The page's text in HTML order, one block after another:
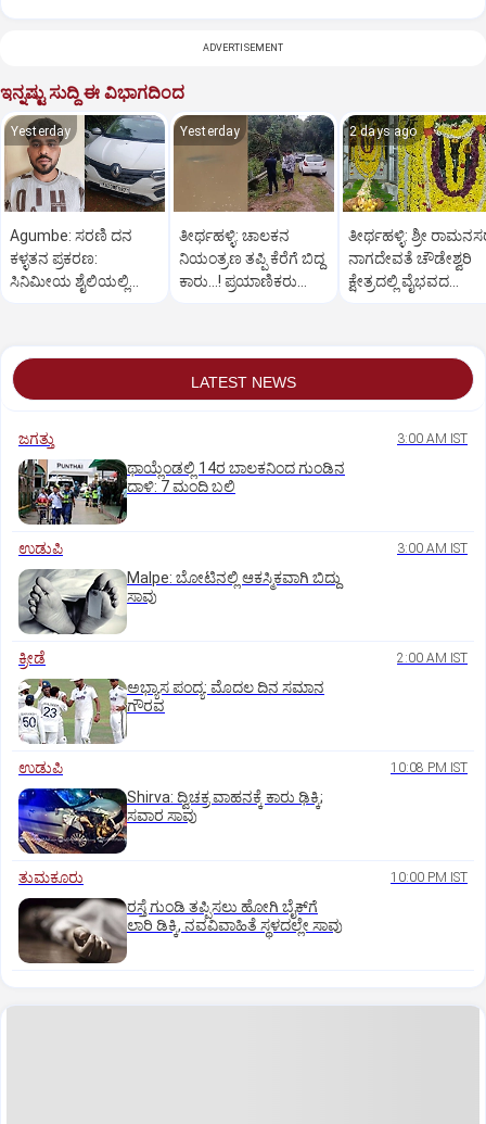
ADVERTISEMENT
ಇನ್ನಷ್ಟು ಸುದ್ದಿ ಈ ವಿಭಾಗದಿಂದ
Yesterday
Agumbe: ಸರಣಿ ದನ
ಕಳ್ಳತನ ಪ್ರಕರಣ:
ಸಿನಿಮೀಯ ಶೈಲಿಯಲ್ಲಿ
Yesterday
ತೀರ್ಥಹಳ್ಳಿ: ಚಾಲಕನ
ನಿಯಂತ್ರಣ ತಪ್ಪಿ ಕೆರೆಗೆ ಬಿದ್ದ
ಕಾರು...! ಪ್ರಯಾಣಿಕರು
2 days ago
ತೀರ್ಥಹಳ್ಳಿ: ಶ್ರೀ
ನಾಗದೇವತೆ ಚೌಡೇಶ್ವರಿ
ಕ್ಷೇತ್ರದಲ್ಲಿ ವೈಭವದ
LATEST NEWS
ಜಗತ್ತು 3:00 AM IST
ಥಾಯ್ಲೆಂಡಲ್ಲಿ 14ರ ಬಾಲಕನಿಂದ ಗುಂಡಿನ
ದಾಳಿ: 7 ಮಂದಿ ಬಲಿ
ಉಡುಪಿ 3:00 AM IST
Malpe: ಬೋಟಿನಲ್ಲಿ ಆಕಸ್ಮಿಕವಾಗಿ ಬಿದ್ದು
ಸಾವು
ಕ್ರೀಡೆ 2:00 AM IST
ಅಭ್ಯಾಸ ಪಂದ್ಯ: ಮೊದಲ ದಿನ ಸಮಾನ
ಗೌರವ
ಉಡುಪಿ 10:08 PM IST
Shirva: ದ್ವಿಚಕ್ರ ವಾಹನಕ್ಕೆ ಕಾರು ಢಿಕ್ಕಿ;
ಸವಾರ ಸಾವು
ತುಮಕೂರು 10:00 PM IST
ರಸ್ತೆ ಗುಂಡಿ ತಪ್ಪಿಸಲು ಹೋಗಿ ಬೈಕ್‌ಗೆ
ಲಾರಿ ಡಿಕ್ಕಿ, ನವವಿವಾಹಿತೆ ಸ್ಥಳದಲ್ಲೇ ಸಾವು